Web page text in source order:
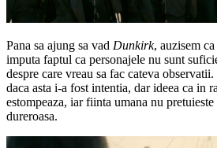
Pana sa ajung sa vad Dunkirk, auzisem
imputa faptul ca personajele nu sunt
despre care vreau sa fac cateva
daca asta i-a fost intentia, dar ideea ca in
estompeaza, iar fiinta umana nu
dureroasa.